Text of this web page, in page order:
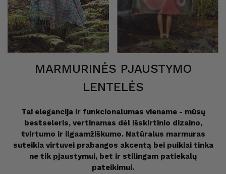
MARMURINĖS PJAUSTYMO
LENTELĖS
Tai elegancija ir funkcionalumas viename - mūsų
bestseleris, vertinamas dėl išskirtinio dizaino,
tvirtumo ir ilgaamžiškumo. Natūralus marmuras
suteikia virtuvei prabangos akcentą bei puikiai tinka
ne tik pjaustymui, bet ir stilingam patiekalų
pateikimui.